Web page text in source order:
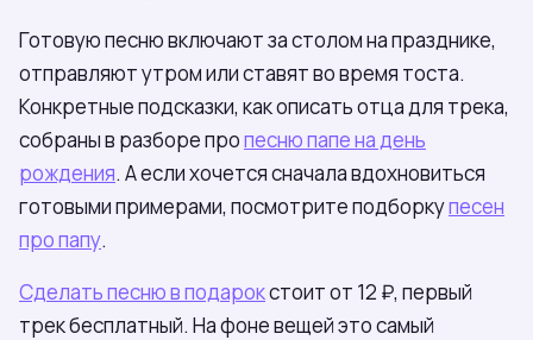
Готовую песню включают за столом на празднике,
отправляют утром или ставят во время тоста.
Конкретные подсказки, как описать отца для трека,
собраны в разборе пропесню папе на день
рождения. А если хочется сначала вдохновиться
готовыми примерами, посмотрите подборкупесен
про папу.
Сделать песню в подарокстоит от 12 ₽, первый
трек бесплатный. На фоне вещей это самый